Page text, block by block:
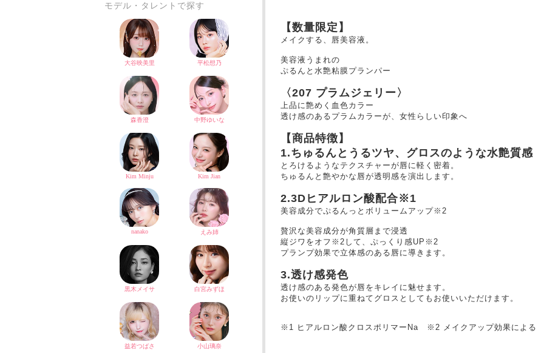
モデル・タレントで探す
【数量限定】
メイクする、唇美容液。
美容液うまれの
ぷるんと水艶粘膜プランパー
〈207 プラムジェリー〉
上品に艶めく血色カラー
透け感のあるプラムカラーが、女性らしい印象へ
【商品特徴】
1.ちゅるんとうるツヤ、グロスのような水艶質感
とろけるようなテクスチャーが唇に軽く密着。
ちゅるんと艶やかな唇が透明感を演出します。
2.3Dヒアルロン酸配合※1
美容成分でぷるんっとボリュームアップ※2
贅沢な美容成分が角質層まで浸透
縦ジワをオフ※2して、ぷっくり感UP※2
プランプ効果で立体感のある唇に導きます。
3.透け感発色
透け感のある発色が唇をキレイに魅せます。
お使いのリップに重ねてグロスとしてもお使いいただけます。
※1 ヒアルロン酸クロスポリマーNa ※2 メイクアップ効果による